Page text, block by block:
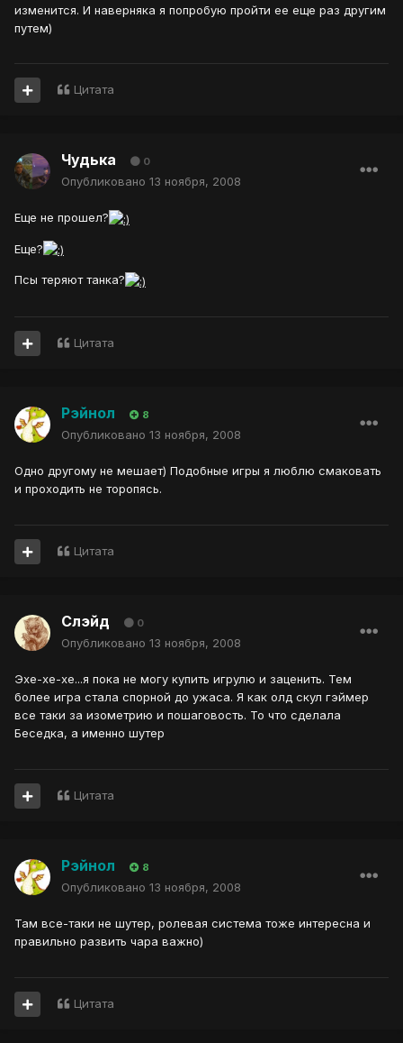
изменится. И наверняка я попробую пройти ее еще раз другим
путем)
Цитата
Чудька 0
Опубликовано 13 ноября, 2008
Еще не прошел?
Еще?
Псы теряют танка?
Цитата
Рэйнол 8
Опубликовано 13 ноября, 2008
Одно другому не мешает) Подобные игры я люблю смаковать
и проходить не торопясь.
Цитата
Слэйд 0
Опубликовано 13 ноября, 2008
Эхе-хе-хе...я пока не могу купить игрулю и заценить. Тем
более игра стала спорной до ужаса. Я как олд скул гэймер
все таки за изометрию и пошаговость. То что сделала
Беседка, а именно шутер
Цитата
Рэйнол 8
Опубликовано 13 ноября, 2008
Там все-таки не шутер, ролевая система тоже интересна и
правильно развить чара важно)
Цитата